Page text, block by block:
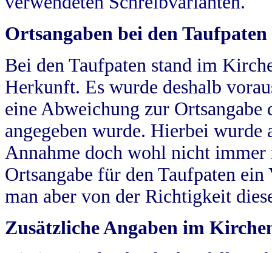
Ortsangaben bei den Taufpaten
Bei den Taufpaten stand im
Herkunft. Es wurde deshalb
eine Abweichung zur
angegeben wurde. Hierbei wurde
Annahme doch wohl nicht
Ortsangabe für den Taufpaten
man aber von der Richtigkeit
Zusätzliche Angaben im